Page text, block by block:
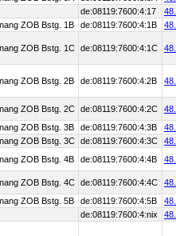
de:08119:7600:4:17
ZOB Bstg. 1B
de:08119:7600:4:1B
ZOB Bstg. 1C de:08119:7600:4:1C
ZOB Bstg. 2B de:08119:7600:4:2B
ZOB Bstg. 2C de:08119:7600:4:2C
ZOB Bstg. 3B
de:08119:7600:4:3B
ZOB Bstg. 3C de:08119:7600:4:3C
ZOB Bstg. 4B
de:08119:7600:4:4B
ZOB Bstg. 4C de:08119:7600:4:4C
ZOB Bstg. 5B
de:08119:7600:4:5B
de:08119:7600:4:nix